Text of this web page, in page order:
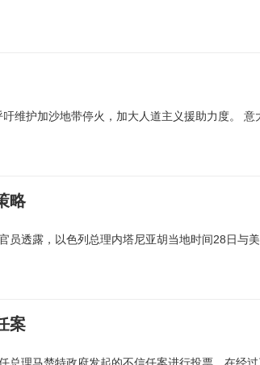
维护加沙地带停火，加大人道主义援助力度。 意
略
员透露，以色列总理内塔尼亚胡当地时间28日与
案